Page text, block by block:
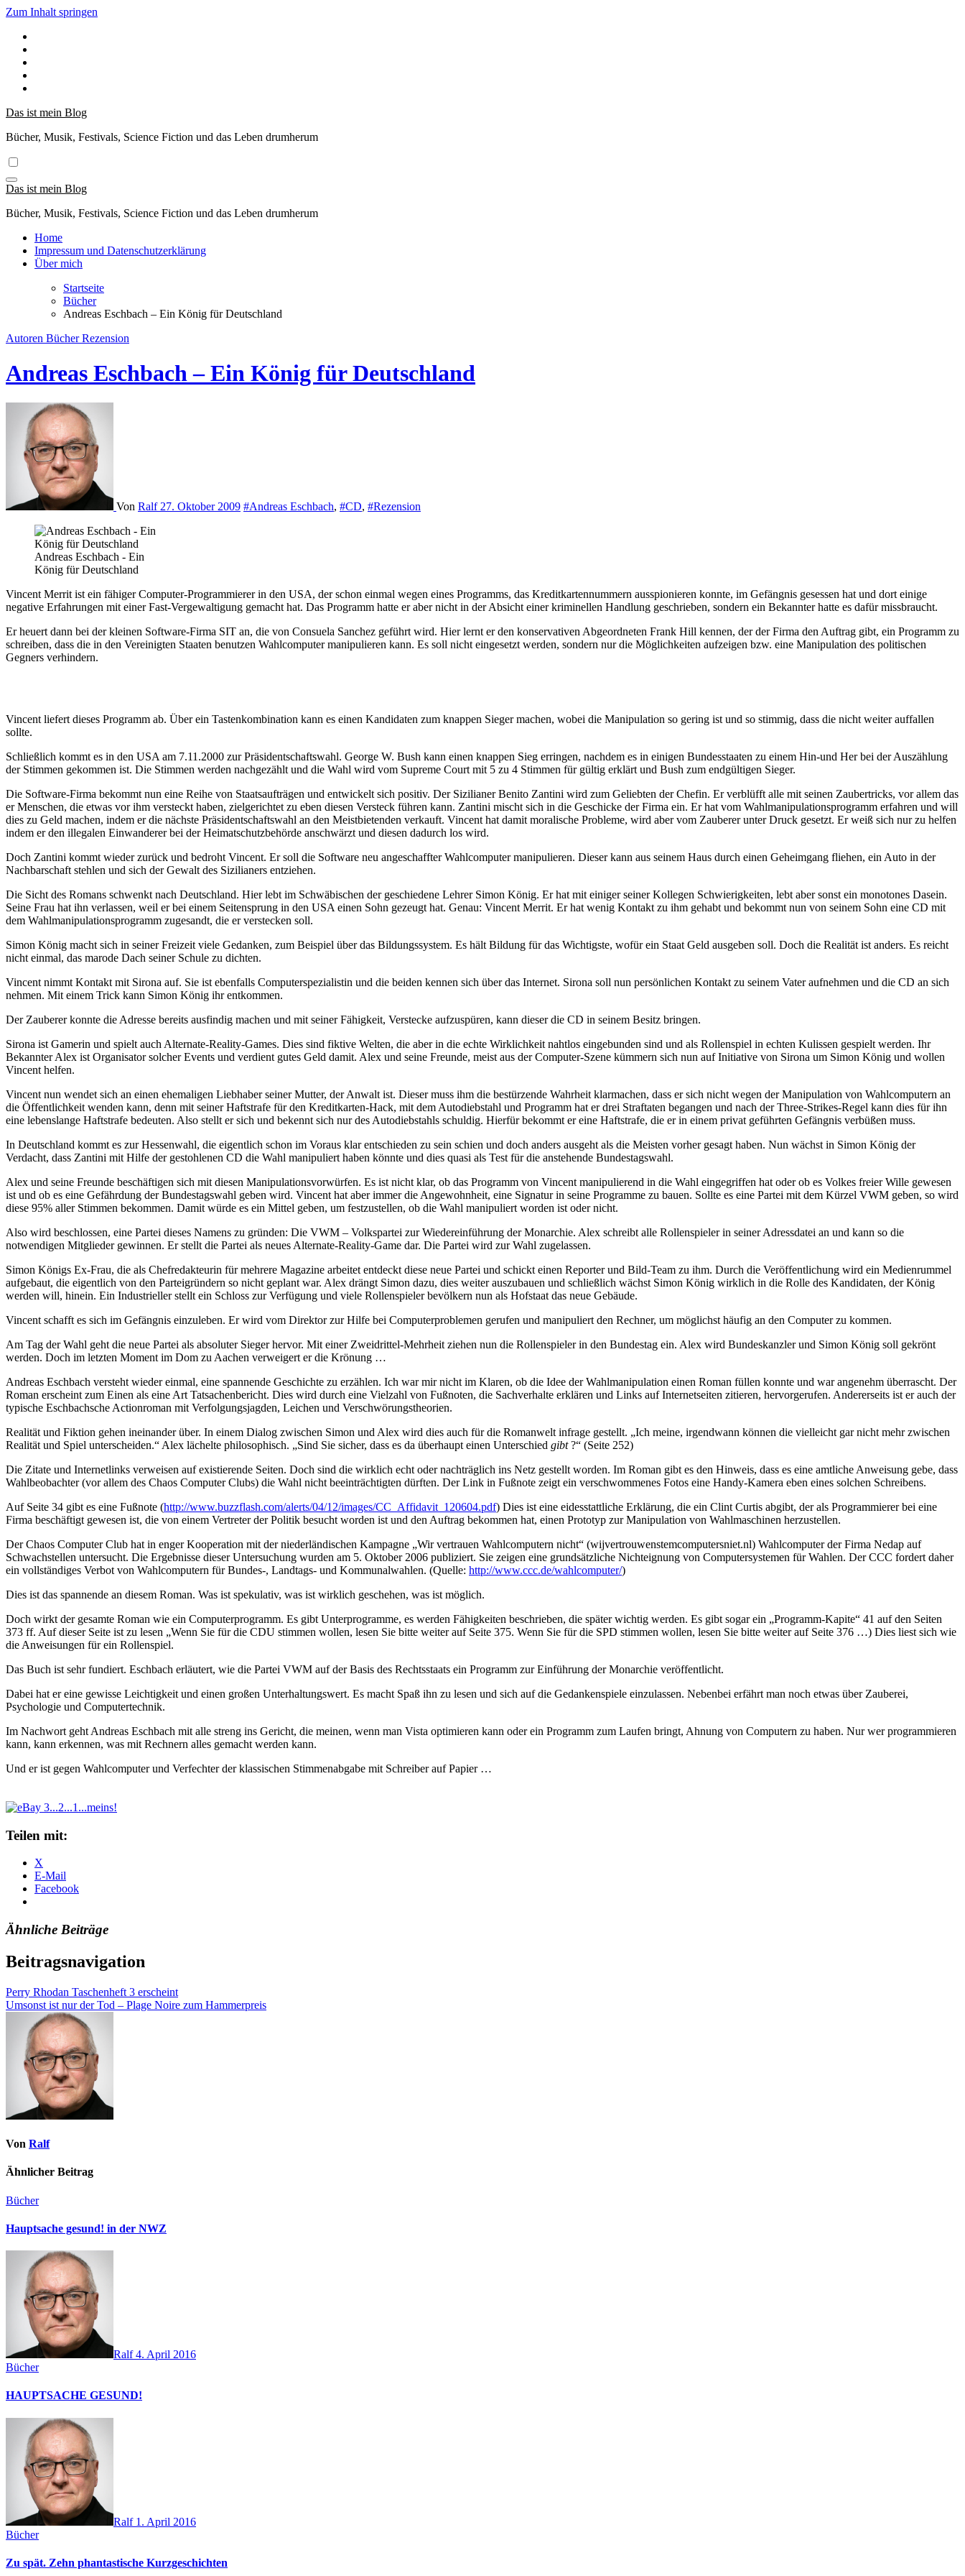
Zum Inhalt springen
Das ist mein Blog
Bücher, Musik, Festivals, Science Fiction und das Leben drumherum
Das ist mein Blog
Bücher, Musik, Festivals, Science Fiction und das Leben drumherum
Home
Impressum und Datenschutzerklärung
Über mich
Startseite
Bücher
Andreas Eschbach – Ein König für Deutschland
Autoren BücherRezension
Andreas Eschbach – Ein König für Deutschland
Von Ralf 27. Oktober 2009 #Andreas Eschbach, #CD, #Rezension
Andreas Eschbach - Ein
König für Deutschland
Vincent Merrit ist ein fähiger Computer-Programmierer in den USA, der schon einmal wegen eines Programms, das Kreditkartennummern ausspionieren konnte, im Gefängnis gesessen hat und dort einige
negative Erfahrungen mit einer Fast-Vergewaltigung gemacht hat. Das Programm hatte er aber nicht in der Absicht einer kriminellen Handlung geschrieben, sondern ein Bekannter hatte es dafür missbraucht.
Er heuert dann bei der kleinen Software-Firma SIT an, die von Consuela Sanchez geführt wird. Hier lernt er den konservativen Abgeordneten Frank Hill kennen, der der Firma den Auftrag gibt, ein Programm zu
schreiben, dass die in den Vereinigten Staaten benutzen Wahlcomputer manipulieren kann. Es soll nicht eingesetzt werden, sondern nur die Möglichkeiten aufzeigen bzw. eine Manipulation des politischen
Gegners verhindern.
Vincent liefert dieses Programm ab. Über ein Tastenkombination kann es einen Kandidaten zum knappen Sieger machen, wobei die Manipulation so gering ist und so stimmig, dass die nicht weiter auffallen
sollte.
Schließlich kommt es in den USA am 7.11.2000 zur Präsidentschaftswahl. George W. Bush kann einen knappen Sieg erringen, nachdem es in einigen Bundesstaaten zu einem Hin-und Her bei der Auszählung
der Stimmen gekommen ist. Die Stimmen werden nachgezählt und die Wahl wird vom Supreme Court mit 5 zu 4 Stimmen für gültig erklärt und Bush zum endgültigen Sieger.
Die Software-Firma bekommt nun eine Reihe von Staatsaufträgen und entwickelt sich positiv. Der Sizilianer Benito Zantini wird zum Geliebten der Chefin. Er verblüfft alle mit seinen Zaubertricks, vor allem das
er Menschen, die etwas vor ihm versteckt haben, zielgerichtet zu eben diesen Versteck führen kann. Zantini mischt sich in die Geschicke der Firma ein. Er hat vom Wahlmanipulationsprogramm erfahren und will
dies zu Geld machen, indem er die nächste Präsidentschaftswahl an den Meistbietenden verkauft. Vincent hat damit moralische Probleme, wird aber vom Zauberer unter Druck gesetzt. Er weiß sich nur zu helfen
indem er den illegalen Einwanderer bei der Heimatschutzbehörde anschwärzt und diesen dadurch los wird.
Doch Zantini kommt wieder zurück und bedroht Vincent. Er soll die Software neu angeschaffter Wahlcomputer manipulieren. Dieser kann aus seinem Haus durch einen Geheimgang fliehen, ein Auto in der
Nachbarschaft stehlen und sich der Gewalt des Sizilianers entziehen.
Die Sicht des Romans schwenkt nach Deutschland. Hier lebt im Schwäbischen der geschiedene Lehrer Simon König. Er hat mit einiger seiner Kollegen Schwierigkeiten, lebt aber sonst ein monotones Dasein.
Seine Frau hat ihn verlassen, weil er bei einem Seitensprung in den USA einen Sohn gezeugt hat. Genau: Vincent Merrit. Er hat wenig Kontakt zu ihm gehabt und bekommt nun von seinem Sohn eine CD mit
dem Wahlmanipulationsprogramm zugesandt, die er verstecken soll.
Simon König macht sich in seiner Freizeit viele Gedanken, zum Beispiel über das Bildungssystem. Es hält Bildung für das Wichtigste, wofür ein Staat Geld ausgeben soll. Doch die Realität ist anders. Es reicht
nicht einmal, das marode Dach seiner Schule zu dichten.
Vincent nimmt Kontakt mit Sirona auf. Sie ist ebenfalls Computerspezialistin und die beiden kennen sich über das Internet. Sirona soll nun persönlichen Kontakt zu seinem Vater aufnehmen und die CD an sich
nehmen. Mit einem Trick kann Simon König ihr entkommen.
Der Zauberer konnte die Adresse bereits ausfindig machen und mit seiner Fähigkeit, Verstecke aufzuspüren, kann dieser die CD in seinem Besitz bringen.
Sirona ist Gamerin und spielt auch Alternate-Reality-Games. Dies sind fiktive Welten, die aber in die echte Wirklichkeit nahtlos eingebunden sind und als Rollenspiel in echten Kulissen gespielt werden. Ihr
Bekannter Alex ist Organisator solcher Events und verdient gutes Geld damit. Alex und seine Freunde, meist aus der Computer-Szene kümmern sich nun auf Initiative von Sirona um Simon König und wollen
Vincent helfen.
Vincent nun wendet sich an einen ehemaligen Liebhaber seiner Mutter, der Anwalt ist. Dieser muss ihm die bestürzende Wahrheit klarmachen, dass er sich nicht wegen der Manipulation von Wahlcomputern an
die Öffentlichkeit wenden kann, denn mit seiner Haftstrafe für den Kreditkarten-Hack, mit dem Autodiebstahl und Programm hat er drei Straftaten begangen und nach der Three-Strikes-Regel kann dies für ihn
eine lebenslange Haftstrafe bedeuten. Also stellt er sich und bekennt sich nur des Autodiebstahls schuldig. Hierfür bekommt er eine Haftstrafe, die er in einem privat geführten Gefängnis verbüßen muss.
In Deutschland kommt es zur Hessenwahl, die eigentlich schon im Voraus klar entschieden zu sein schien und doch anders ausgeht als die Meisten vorher gesagt haben. Nun wächst in Simon König der
Verdacht, dass Zantini mit Hilfe der gestohlenen CD die Wahl manipuliert haben könnte und dies quasi als Test für die anstehende Bundestagswahl.
Alex und seine Freunde beschäftigen sich mit diesen Manipulationsvorwürfen. Es ist nicht klar, ob das Programm von Vincent manipulierend in die Wahl eingegriffen hat oder ob es Volkes freier Wille gewesen
ist und ob es eine Gefährdung der Bundestagswahl geben wird. Vincent hat aber immer die Angewohnheit, eine Signatur in seine Programme zu bauen. Sollte es eine Partei mit dem Kürzel VWM geben, so wird
diese 95% aller Stimmen bekommen. Damit würde es ein Mittel geben, um festzustellen, ob die Wahl manipuliert worden ist oder nicht.
Also wird beschlossen, eine Partei dieses Namens zu gründen: Die VWM – Volkspartei zur Wiedereinführung der Monarchie. Alex schreibt alle Rollenspieler in seiner Adressdatei an und kann so die
notwendigen Mitglieder gewinnen. Er stellt die Partei als neues Alternate-Reality-Game dar. Die Partei wird zur Wahl zugelassen.
Simon Königs Ex-Frau, die als Chefredakteurin für mehrere Magazine arbeitet entdeckt diese neue Partei und schickt einen Reporter und Bild-Team zu ihm. Durch die Veröffentlichung wird ein Medienrummel
aufgebaut, die eigentlich von den Parteigründern so nicht geplant war. Alex drängt Simon dazu, dies weiter auszubauen und schließlich wächst Simon König wirklich in die Rolle des Kandidaten, der König
werden will, hinein. Ein Industrieller stellt ein Schloss zur Verfügung und viele Rollenspieler bevölkern nun als Hofstaat das neue Gebäude.
Vincent schafft es sich im Gefängnis einzuleben. Er wird vom Direktor zur Hilfe bei Computerproblemen gerufen und manipuliert den Rechner, um möglichst häufig an den Computer zu kommen.
Am Tag der Wahl geht die neue Partei als absoluter Sieger hervor. Mit einer Zweidrittel-Mehrheit ziehen nun die Rollenspieler in den Bundestag ein. Alex wird Bundeskanzler und Simon König soll gekrönt
werden. Doch im letzten Moment im Dom zu Aachen verweigert er die Krönung …
Andreas Eschbach versteht wieder einmal, eine spannende Geschichte zu erzählen. Ich war mir nicht im Klaren, ob die Idee der Wahlmanipulation einen Roman füllen konnte und war angenehm überrascht. Der
Roman erscheint zum Einen als eine Art Tatsachenbericht. Dies wird durch eine Vielzahl von Fußnoten, die Sachverhalte erklären und Links auf Internetseiten zitieren, hervorgerufen. Andererseits ist er auch der
typische Eschbachsche Actionroman mit Verfolgungsjagden, Leichen und Verschwörungstheorien.
Realität und Fiktion gehen ineinander über. In einem Dialog zwischen Simon und Alex wird dies auch für die Romanwelt infrage gestellt. „Ich meine, irgendwann können die vielleicht gar nicht mehr zwischen
Realität und Spiel unterscheiden.“ Alex lächelte philosophisch. „Sind Sie sicher, dass es da überhaupt einen Unterschied gibt?“ (Seite 252)
Die Zitate und Internetlinks verweisen auf existierende Seiten. Doch sind die wirklich echt oder nachträglich ins Netz gestellt worden. Im Roman gibt es den Hinweis, dass es eine amtliche Anweisung gebe, dass
Wahlbeobachter (vor allem des Chaos Computer Clubs) die Wahl nicht beeinträchtigten dürften. Der Link in Fußnote zeigt ein verschwommenes Fotos eine Handy-Kamera eben eines solchen Schreibens.
Auf Seite 34 gibt es eine Fußnote (http://www.buzzflash.com/alerts/04/12/images/CC_Affidavit_120604.pdf) Dies ist eine eidesstattliche Erklärung, die ein Clint Curtis abgibt, der als Programmierer bei eine
Firma beschäftigt gewesen ist, die von einem Vertreter der Politik besucht worden ist und den Auftrag bekommen hat, einen Prototyp zur Manipulation von Wahlmaschinen herzustellen.
Der Chaos Computer Club hat in enger Kooperation mit der niederländischen Kampagne „Wir vertrauen Wahlcomputern nicht“ (wijvertrouwenstemcomputersniet.nl) Wahlcomputer der Firma Nedap auf
Schwachstellen untersucht. Die Ergebnisse dieser Untersuchung wurden am 5. Oktober 2006 publiziert. Sie zeigen eine grundsätzliche Nichteignung von Computersystemen für Wahlen. Der CCC fordert daher
ein vollständiges Verbot von Wahlcomputern für Bundes-, Landtags- und Kommunalwahlen. (Quelle: http://www.ccc.de/wahlcomputer/)
Dies ist das spannende an diesem Roman. Was ist spekulativ, was ist wirklich geschehen, was ist möglich.
Doch wirkt der gesamte Roman wie ein Computerprogramm. Es gibt Unterprogramme, es werden Fähigkeiten beschrieben, die später wichtig werden. Es gibt sogar ein „Programm-Kapite“ 41 auf den Seiten
373 ff. Auf dieser Seite ist zu lesen „Wenn Sie für die CDU stimmen wollen, lesen Sie bitte weiter auf Seite 375. Wenn Sie für die SPD stimmen wollen, lesen Sie bitte weiter auf Seite 376 …) Dies liest sich wie
die Anweisungen für ein Rollenspiel.
Das Buch ist sehr fundiert. Eschbach erläutert, wie die Partei VWM auf der Basis des Rechtsstaats ein Programm zur Einführung der Monarchie veröffentlicht.
Dabei hat er eine gewisse Leichtigkeit und einen großen Unterhaltungswert. Es macht Spaß ihn zu lesen und sich auf die Gedankenspiele einzulassen. Nebenbei erfährt man noch etwas über Zauberei,
Psychologie und Computertechnik.
Im Nachwort geht Andreas Eschbach mit alle streng ins Gericht, die meinen, wenn man Vista optimieren kann oder ein Programm zum Laufen bringt, Ahnung von Computern zu haben. Nur wer programmieren
kann, kann erkennen, was mit Rechnern alles gemacht werden kann.
Und er ist gegen Wahlcomputer und Verfechter der klassischen Stimmenabgabe mit Schreiber auf Papier …
Teilen mit:
X
E-Mail
Facebook
Ähnliche Beiträge
Beitragsnavigation
Perry Rhodan Taschenheft 3 erscheint
Umsonst ist nur der Tod – Plage Noire zum Hammerpreis
Von Ralf
Ähnlicher Beitrag
Bücher
Hauptsache gesund! in der NWZ
Ralf4. April 2016
Bücher
HAUPTSACHE GESUND!
Ralf 1. April 2016
Bücher
Zu spät. Zehn phantastische Kurzgeschichten